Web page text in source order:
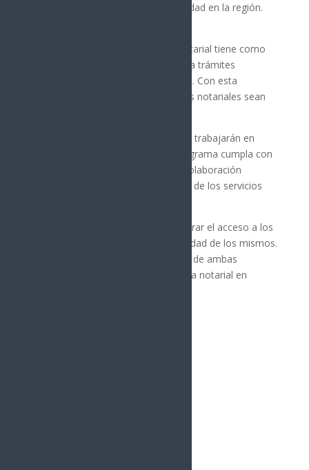
busca mejorar la cultura de la legalidad en la región.
El Programa de Fortalecimiento Notarial tiene como
objetivo principal facilitar el acceso a trámites
notariales para todos los habitantes. Con esta
iniciativa, se espera que los servicios notariales sean
El gobierno y el Colegio de Notarios trabajarán en
conjunto para garantizar que el programa cumpla con
sus objetivos. Se espera que esta colaboración
impulse la eficiencia y transparencia de los servicios
Con FONAL, se busca no solo mejorar el acceso a los
servicios, sino también elevar la calidad de los mismos.
El convenio subraya el compromiso de ambas
instituciones para mejorar el sistema notarial en